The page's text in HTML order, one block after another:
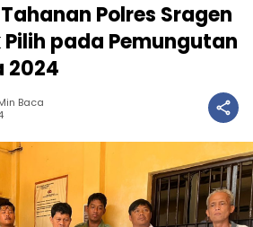
Polres Sragen
pada Pemungutan
2024
Baca